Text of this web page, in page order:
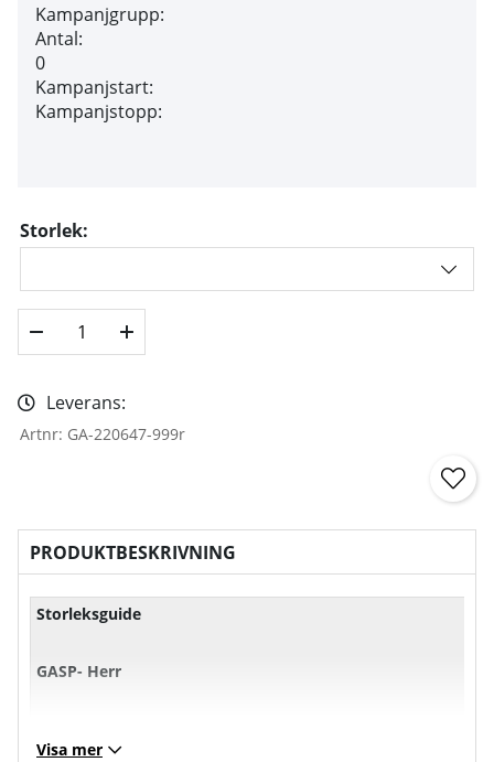
Kampanjgrupp:
Antal:
0
Kampanjstart:
Kampanjstopp:
Storlek:
Leverans:
Artnr: GA-220647-999r
PRODUKTBESKRIVNING
Storleksguide
GASP- Herr
Visa mer